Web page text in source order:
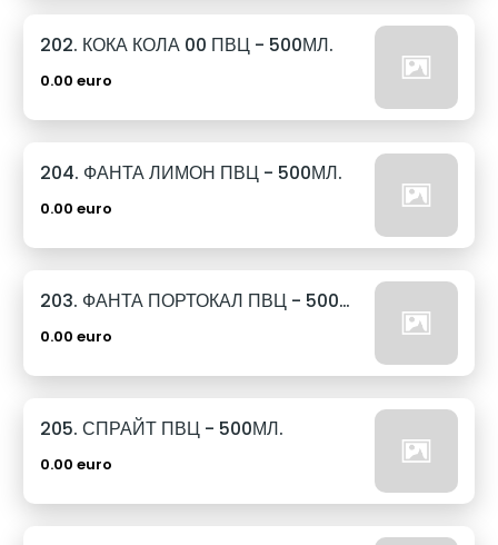
202. КОКА КОЛА 00 ПВЦ - 500МЛ.
0.00 euro
204. ФАНТА ЛИМОН ПВЦ - 500МЛ.
0.00 euro
203. ФАНТА ПОРТОКАЛ ПВЦ - 500МЛ.
0.00 euro
205. СПРАЙТ ПВЦ - 500МЛ.
0.00 euro